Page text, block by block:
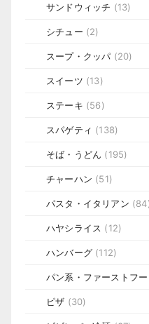
サンドウィッチ (13)
シチュー (2)
スープ・クッパ (20)
スイーツ (13)
ステーキ (56)
スパゲティ (138)
そば・うどん (195)
チャーハン (51)
パスタ・イタリアン
ハヤシライス (12)
ハンバーグ (112)
パン系・ファーストフー
ピザ (30)